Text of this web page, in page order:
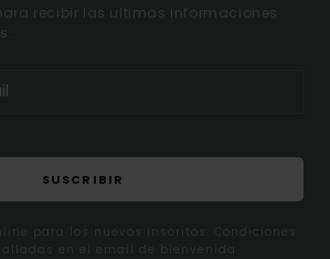
recibir las ultimas informaciones
SUSCRIBIR
para los nuevos inscritos. Condiciones
en el email de bienvenida